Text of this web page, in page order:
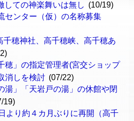
しての神楽舞いは無し (10/19)
センター（仮）の名称募集
千穂神社、高千穂峡、高千穂あ
穂」の指定管理者(宮交ショップ
消しを検討 (07/22)
湯」「天岩戸の湯」の休館や閉
19)
り約４カ月ぶりに再開（高千